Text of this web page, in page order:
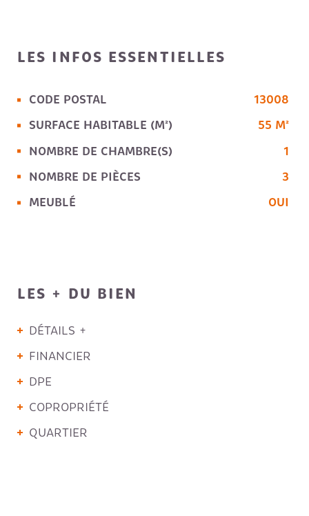
LES INFOS ESSENTIELLES
Caractérisque Valeurs
CODE POSTAL
13008
SURFACE HABITABLE (M²)
55 M²
NOMBRE DE CHAMBRE(S)
1
NOMBRE DE PIÈCES
3
MEUBLÉ
OUI
LES + DU BIEN
DÉTAILS +
FINANCIER
DPE
COPROPRIÉTÉ
QUARTIER